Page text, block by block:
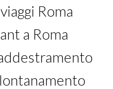
Roma
a Roma